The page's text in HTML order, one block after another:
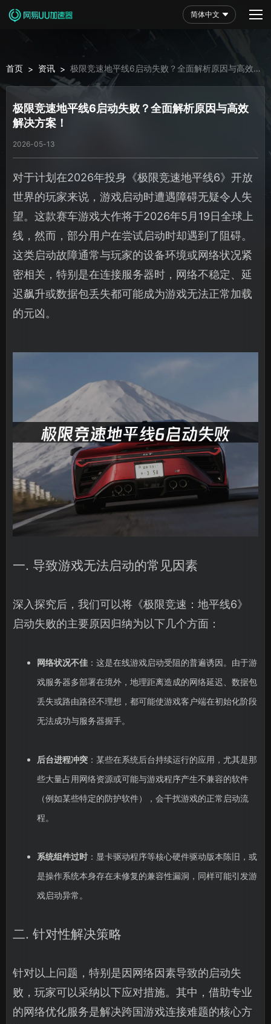
简体中文
首页 > 资讯 > 极限竞速地平线6启动失败？全面解析原因与高效
解决方案！
极限竞速地平线6启动失败？全面解析原因与高效
解决方案！
2026-05-13
对于计划在2026年投身《极限竞速地平线6》开放
世界的玩家来说，游戏启动时遭遇障碍无疑令人失
望。这款赛车游戏大作将于2026年5月19日全球上
线，然而，部分用户在尝试启动时却遇到了阻碍。
这类启动故障通常与玩家的设备环境或网络状况紧
密相关，特别是在连接服务器时，网络不稳定、延
迟飙升或数据包丢失都可能成为游戏无法正常加载
的元凶。
一. 导致游戏无法启动的常见因素
深入探究后，我们可以将《极限竞速：地平线6》
启动失败的主要原因归纳为以下几个方面：
网络状况不佳：这是在线游戏启动受阻的普遍诱因。由于游
戏服务器多部署在境外，地理距离造成的网络延迟、数据包
丢失或路由路径不理想，都可能使游戏客户端在初始化阶段
无法成功与服务器握手。
后台进程冲突：某些在系统后台持续运行的应用，尤其是那
些大量占用网络资源或可能与游戏程序产生不兼容的软件
（例如某些特定的防护软件），会干扰游戏的正常启动流
程。
系统组件过时：显卡驱动程序等核心硬件驱动版本陈旧，或
是操作系统本身存在未修复的兼容性漏洞，同样可能引发游
戏启动异常。
二. 针对性解决策略
针对以上问题，特别是因网络因素导致的启动失
败，玩家可以采纳以下应对措施。其中，借助专业
的网络优化服务是解决跨国游戏连接难题的核心方